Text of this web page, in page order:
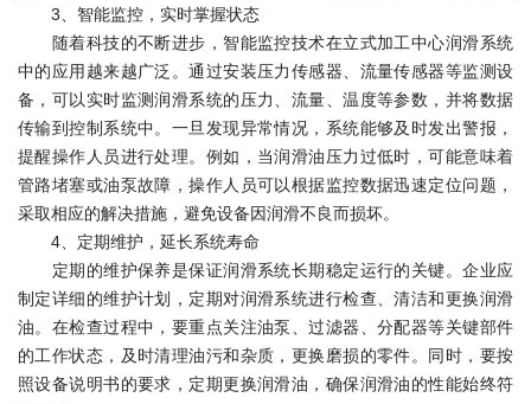
3、智能监控，实时掌握状态
随着科技的不断进步，智能监控技术在立式加工中心润滑系统
中的应用越来越广泛。通过安装压力传感器、流量传感器等监测设
备，可以实时监测润滑系统的压力、流量、温度等参数，并将数据
传输到控制系统中。一旦发现异常情况，系统能够及时发出警报，
提醒操作人员进行处理。例如，当润滑油压力过低时，可能意味着
管路堵塞或油泵故障，操作人员可以根据监控数据迅速定位问题，
采取相应的解决措施，避免设备因润滑不良而损坏。
4、定期维护，延长系统寿命
定期的维护保养是保证润滑系统长期稳定运行的关键。企业应
制定详细的维护计划，定期对润滑系统进行检查、清洁和更换润滑
油。在检查过程中，要重点关注油泵、过滤器、分配器等关键部件
的工作状态，及时清理油污和杂质，更换磨损的零件。同时，要按
照设备说明书的要求，定期更换润滑油，确保润滑油的性能始终符